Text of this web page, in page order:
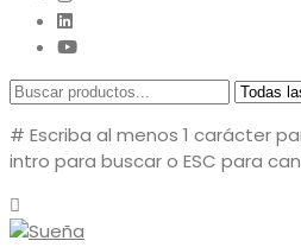
# Escriba al menos 1 carácter
intro para buscar o ESC para